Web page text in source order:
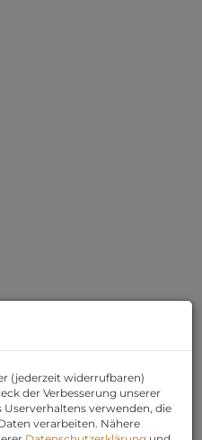
freut sich - in
(jederzeit widerrufbaren)
der Verbesserung unserer
Userverhaltens verwenden, die
verarbeiten. Nähere